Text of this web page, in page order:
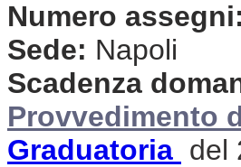
Numero assegni:
Sede: Napoli
Scadenza
Provvedimento
Graduatoria del